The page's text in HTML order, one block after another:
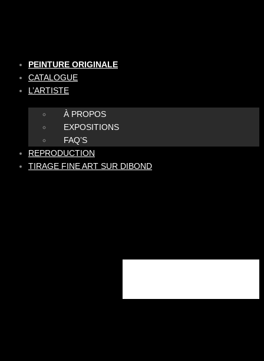
PEINTURE ORIGINALE
CATALOGUE
L’ARTISTE
À PROPOS
EXPOSITIONS
FAQ’S
REPRODUCTION
TIRAGE FINE ART SUR DIBOND